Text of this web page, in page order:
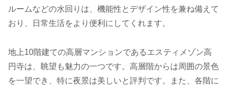
ルームなどの水回りは、機能性とデザイン性を兼ね備えて
おり、日常生活をより便利にしてくれます。
地上10階建ての高層マンションであるエスティメゾン高
円寺は、眺望も魅力の一つです。高層階からは周囲の景色
を一望でき、特に夜景は美しいと評判です。また、各階に